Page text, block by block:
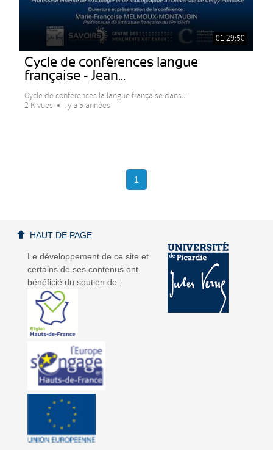
01:29:50
Cycle de conférences langue
française - Jean...
Cycle de conférences la langue française dans...
2 K vues
Il y a 5 années
1
Le développement de ce site et
certains de ses contenus ont
bénéficié du soutien de :
HAUT DE PAGE